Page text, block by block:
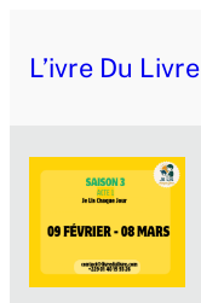
L’ivre Du Livre